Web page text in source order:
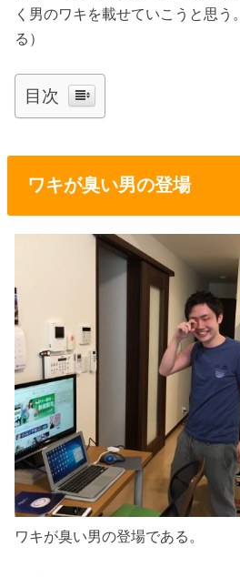
く男のワキを載せていこうと思う
る）
目次
ワキが臭い男の登場
ワキが臭い男の登場である。